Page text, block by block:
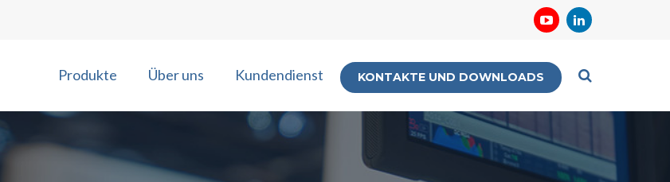
Produkte Über uns Kundendienst KONTAKTE UND DOWNLOADS